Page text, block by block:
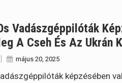
Vadászgéppilóták
A Cseh És Az Ukrán
május 20, 2025
képzésében